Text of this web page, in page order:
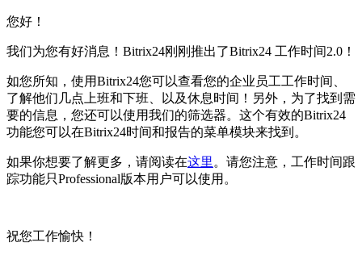
您好！
我们为您有好消息！Bitrix24刚刚推出了Bitrix24 工作时间2.0！
如您所知，使用Bitrix24您可以查看您的企业员工工作时间、
了解他们几点上班和下班、以及休息时间！另外，为了找到需
要的信息，您还可以使用我们的筛选器。这个有效的Bitrix24
功能您可以在Bitrix24时间和报告的菜单模块来找到。
如果你想要了解更多，请阅读在这里。请您注意，工作时间跟
踪功能只Professional版本用户可以使用。
祝您工作愉快！